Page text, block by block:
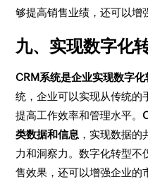
够提高销售业绩，还可以增
九、实现数字化
CRM系统是企业实现数字
统，企业可以实现从传统的
提高工作效率和管理水平。
类数据和信息 ，实现数据
力和洞察力。数字化转型不
售效果，还可以增强企业的